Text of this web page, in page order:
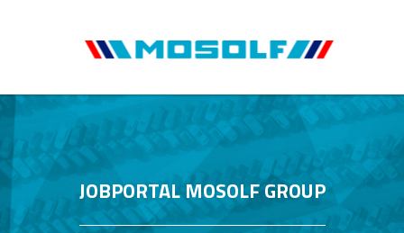
JOBPORTAL MOSOLF GROUP